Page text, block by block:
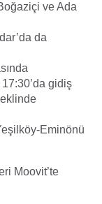
ve Ada
da
gidiş
Eminönü
Moovit’te